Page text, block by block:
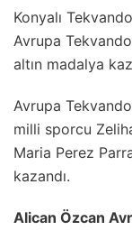
Konyalı
Avrupa
altın madalya
Avrupa
milli sporcu
Maria Perez
kazandı.
Alican Özcan